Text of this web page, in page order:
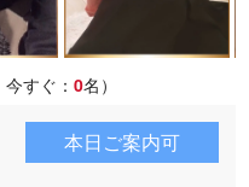
今すぐ： 0名）
本日ご案内可